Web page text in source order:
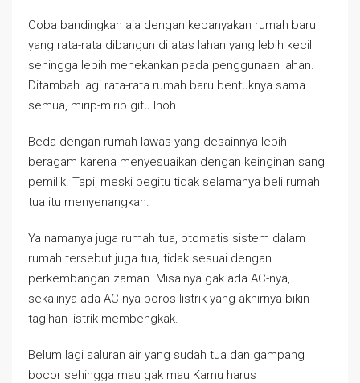
Coba bandingkan aja dengan kebanyakan rumah baru
yang rata-rata dibangun di atas lahan yang lebih kecil
sehingga lebih menekankan pada penggunaan lahan.
Ditambah lagi rata-rata rumah baru bentuknya sama
semua, mirip-mirip gitu lhoh.
Beda dengan rumah lawas yang desainnya lebih
beragam karena menyesuaikan dengan keinginan sang
pemilik. Tapi, meski begitu tidak selamanya beli rumah
tua itu menyenangkan.
Ya namanya juga rumah tua, otomatis sistem dalam
rumah tersebut juga tua, tidak sesuai dengan
perkembangan zaman. Misalnya gak ada AC-nya,
sekalinya ada AC-nya boros listrik yang akhirnya bikin
tagihan listrik membengkak.
Belum lagi saluran air yang sudah tua dan gampang
bocor sehingga mau gak mau Kamu harus